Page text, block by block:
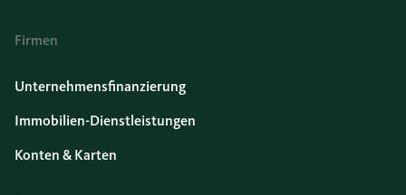
Firmen
Unternehmensfinanzierung
Immobilien-Dienstleistungen
Konten & Karten